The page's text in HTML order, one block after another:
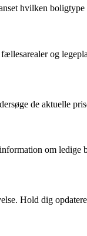
hvilken boligtype
og
de aktuelle
om ledige
Hold dig